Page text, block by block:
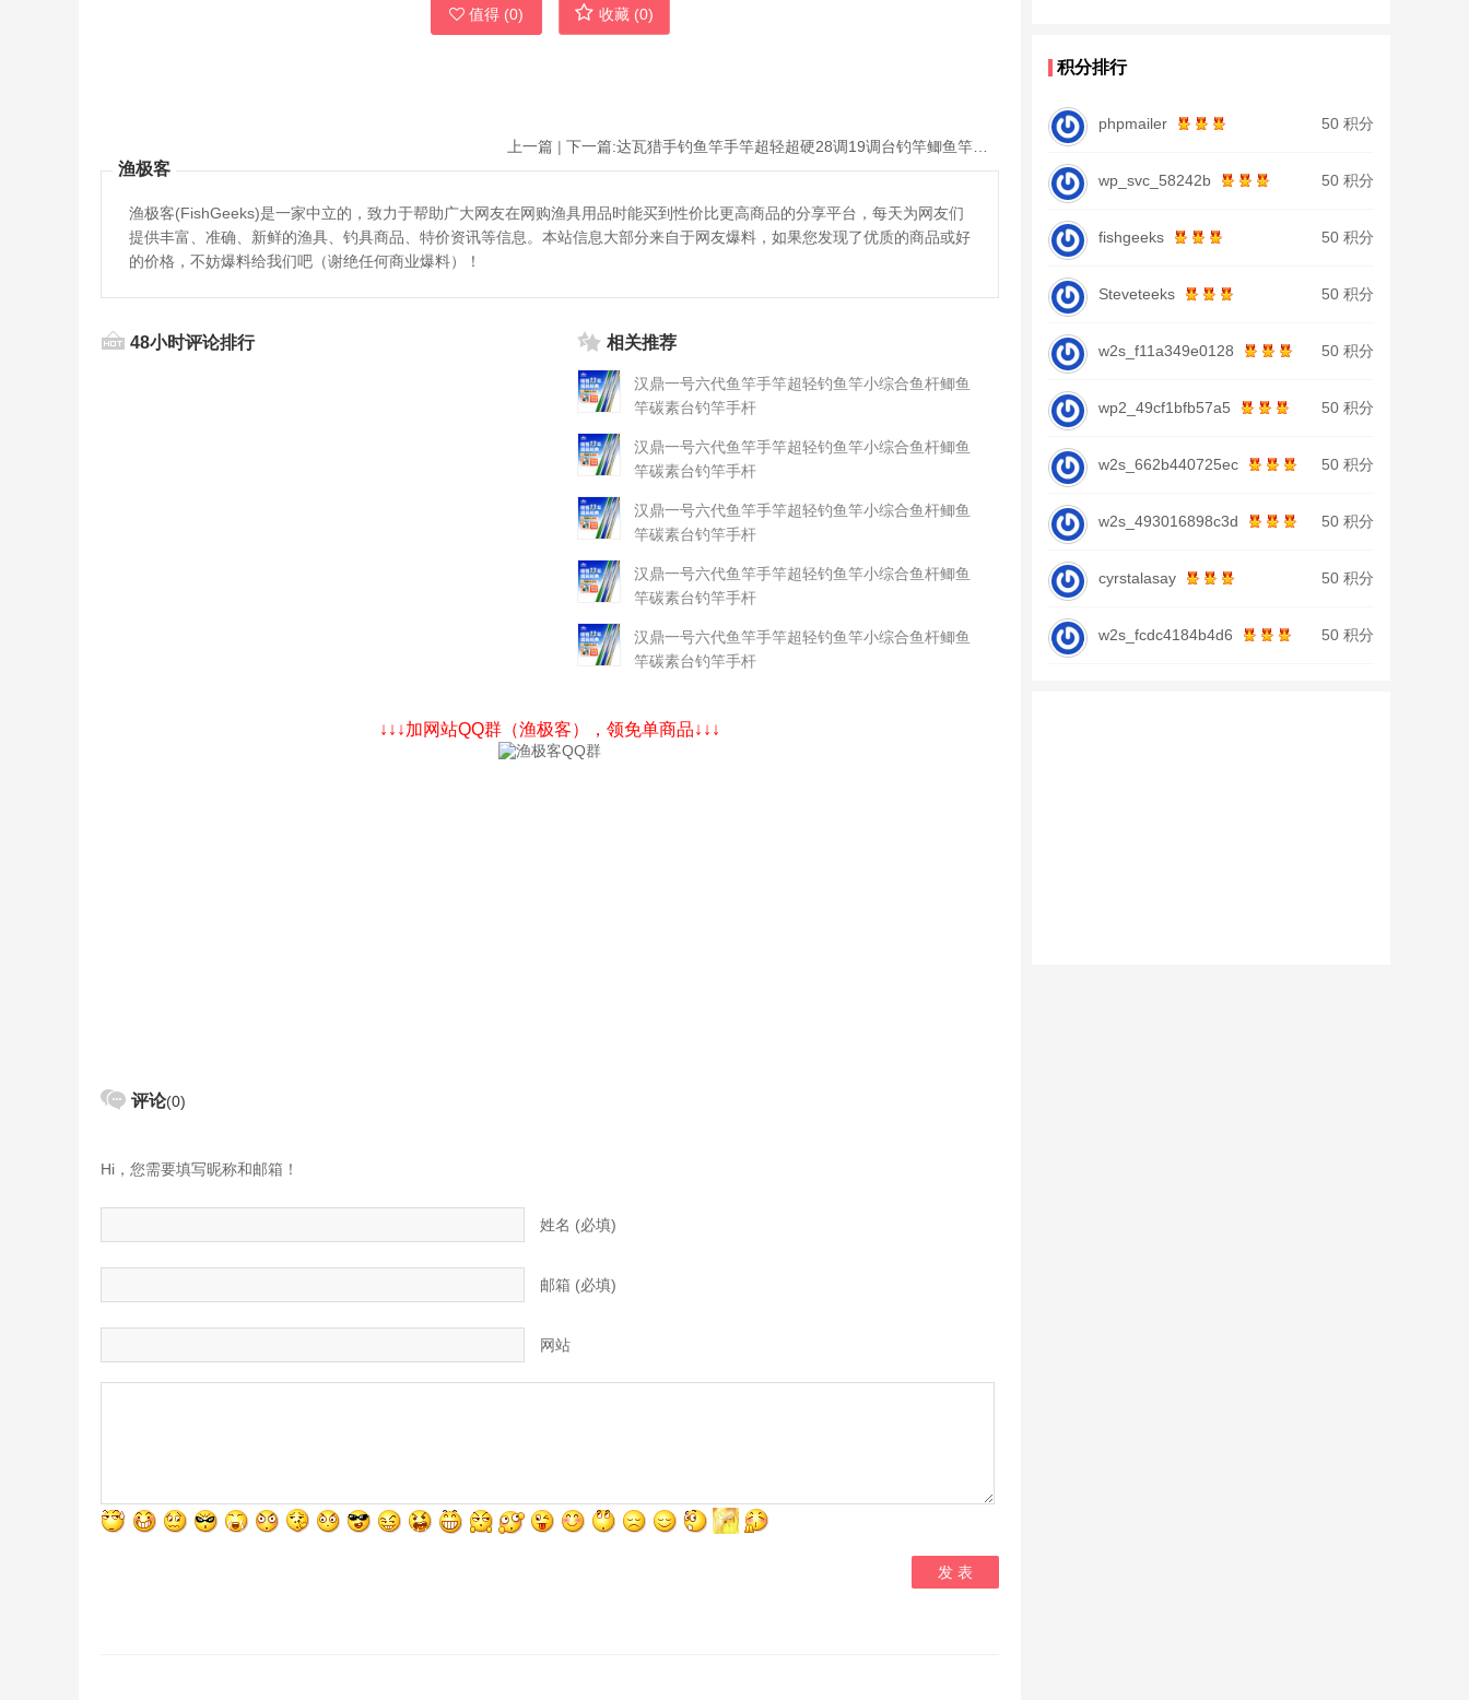
值得 (0) 收藏 (0)
上一篇 | 下一篇:
渔极客
渔极客(FishGeeks)是一家中立的，致力于帮助广大网友在网购渔具用品时能买到性价比更高商品的分享平台，每天为网友们
提供丰富、准确、新鲜的渔具、钓具商品、特价资讯等信息。本站信息大部分来自于网友爆料，如果您发现了优质的商品或好
的价格，不妨爆料给我们吧（谢绝任何商业爆料）！
48小时评论排行 相关推荐
汉鼎一号六代鱼竿手竿超轻钓鱼竿小综合鱼杆鲫鱼
竿碳素台钓竿手杆
汉鼎一号六代鱼竿手竿超轻钓鱼竿小综合鱼杆鲫鱼
竿碳素台钓竿手杆
汉鼎一号六代鱼竿手竿超轻钓鱼竿小综合鱼杆鲫鱼
竿碳素台钓竿手杆
汉鼎一号六代鱼竿手竿超轻钓鱼竿小综合鱼杆鲫鱼
竿碳素台钓竿手杆
汉鼎一号六代鱼竿手竿超轻钓鱼竿小综合鱼杆鲫鱼
竿碳素台钓竿手杆
↓↓↓加网站QQ群（渔极客），领免单商品↓↓↓
评论(0)
Hi，您需要填写昵称和邮箱！
姓名 (必填)
邮箱 (必填)
网站
积分排行
phpmailer 50 积分
wp_svc_58242b 50 积分
fishgeeks 50 积分
Steveteeks 50 积分
w2s_f11a349e0128 50 积分
wp2_49cf1bfb57a5 50 积分
w2s_662b440725ec 50 积分
w2s_493016898c3d 50 积分
cyrstalasay 50 积分
w2s_fcdc4184b4d6 50 积分